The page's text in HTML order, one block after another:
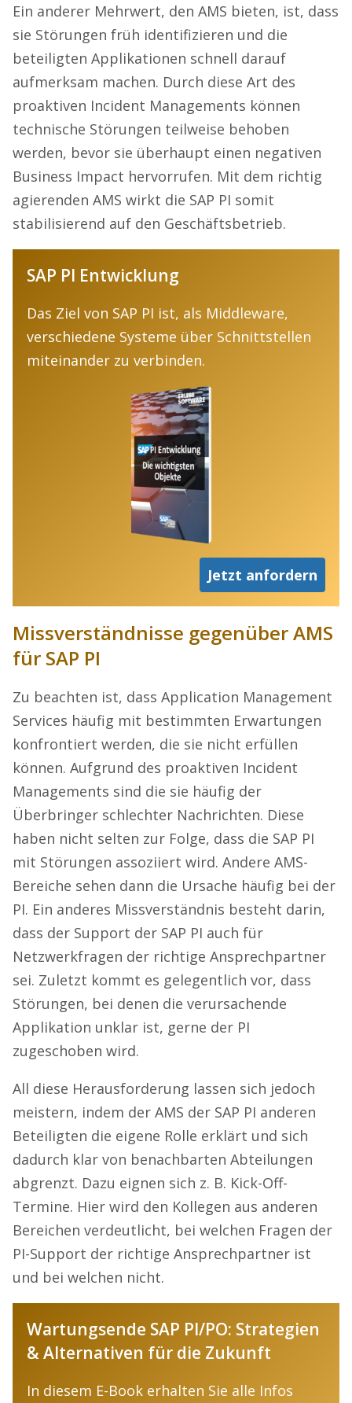
Ein anderer Mehrwert, den AMS bieten, ist, dass
sie Störungen früh identifizieren und die
beteiligten Applikationen schnell darauf
aufmerksam machen. Durch diese Art des
proaktiven Incident Managements können
technische Störungen teilweise behoben
werden, bevor sie überhaupt einen negativen
Business Impact hervorrufen. Mit dem richtig
agierenden AMS wirkt die SAP PI somit
stabilisierend auf den Geschäftsbetrieb.
SAP PI Entwicklung
Das Ziel von SAP PI ist, als Middleware,
verschiedene Systeme über Schnittstellen
miteinander zu verbinden.
Jetzt anfordern
Missverständnisse gegenüber AMS
für SAP PI
Zu beachten ist, dass Application Management
Services häufig mit bestimmten Erwartungen
konfrontiert werden, die sie nicht erfüllen
können. Aufgrund des proaktiven Incident
Managements sind die sie häufig der
Überbringer schlechter Nachrichten. Diese
haben nicht selten zur Folge, dass die SAP PI
mit Störungen assoziiert wird. Andere AMS-
Bereiche sehen dann die Ursache häufig bei der
PI. Ein anderes Missverständnis besteht darin,
dass der Support der SAP PI auch für
Netzwerkfragen der richtige Ansprechpartner
sei. Zuletzt kommt es gelegentlich vor, dass
Störungen, bei denen die verursachende
Applikation unklar ist, gerne der PI
zugeschoben wird.
All diese Herausforderung lassen sich jedoch
meistern, indem der AMS der SAP PI anderen
Beteiligten die eigene Rolle erklärt und sich
dadurch klar von benachbarten Abteilungen
abgrenzt. Dazu eignen sich z. B. Kick-Off-
Termine. Hier wird den Kollegen aus anderen
Bereichen verdeutlicht, bei welchen Fragen der
PI-Support der richtige Ansprechpartner ist
und bei welchen nicht.
Wartungsende SAP PI/PO: Strategien
& Alternativen für die Zukunft
In diesem E-Book erhalten Sie alle Infos